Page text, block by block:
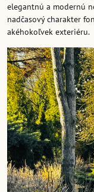
elegantnú a modernú
nadčasový charakter
akéhokoľvek exteriéru.